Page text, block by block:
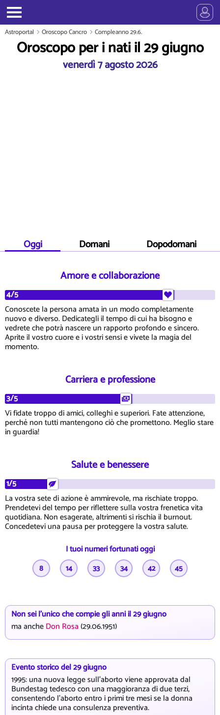
Astroportal Oroscopo Cancro Compleanno 29.6.
Oroscopo per i nati il 29 giugno
venerdì 7 agosto 2026
Oggi Domani Dopodomani
Amore e collaborazione
4/5
Conoscete la persona amata in un modo completamente
nuovo e diverso. Dedicategli il tempo di cui ha bisogno e
vedrete che potrà nascere un rapporto profondo e sincero.
Aprite il vostro cuore e i vostri sensi e vivete la magia del
momento.
Carriera e professione
3/5
Vi fidate troppo di amici, colleghi e superiori. Fate attenzione,
perché non tutti mantengono ciò che promettono. Meglio stare
in guardia!
Salute e benessere
1/5
La vostra sete di azione è ammirevole, ma rischiate troppo.
Prendetevi del tempo per riflettere sulla vostra frenetica vita
quotidiana. Non esagerate, altrimenti si rischia il burnout.
Concedetevi una pausa per proteggere la vostra salute.
I tuoi numeri fortunati oggi
8 14 33 34 42 45
Non sei l'unico che compie gli anni il 29 giugno
ma ancheDon Rosa(29.06.1951)
Evento storico del 29 giugno
1995: una nuova legge sull'aborto viene approvata dal
Bundestag tedesco con una maggioranza di due terzi,
consentendo l'aborto entro i primi tre mesi se la donna
incinta chiede una consulenza preventiva.